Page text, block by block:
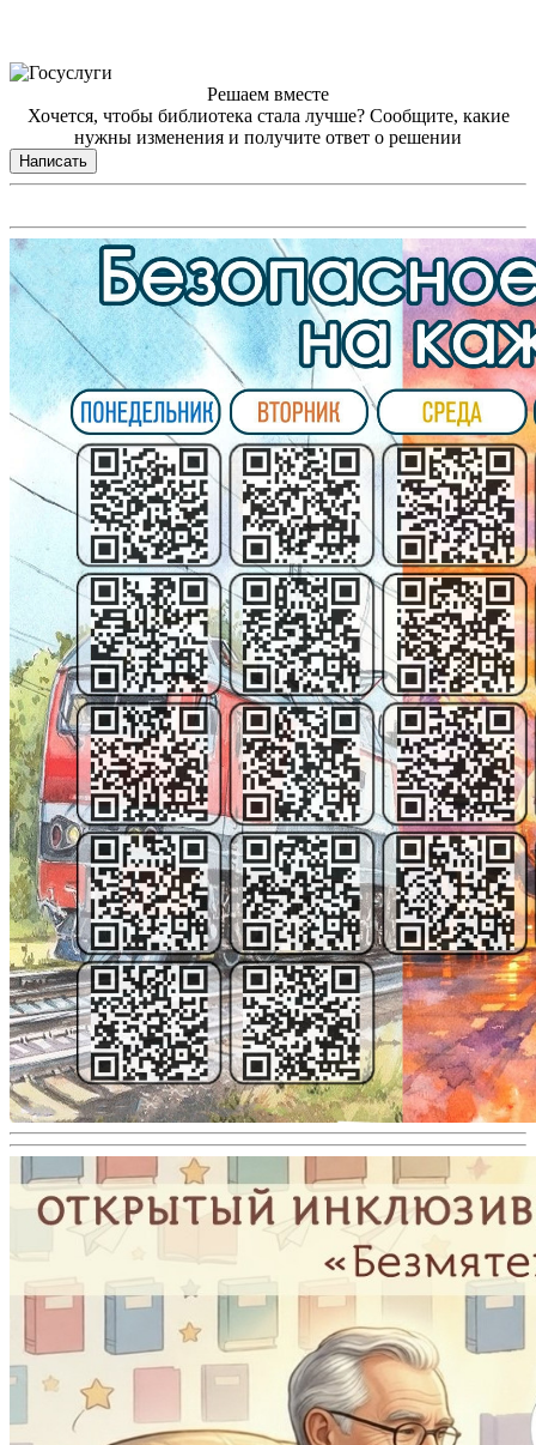
Решаем вместе
Хочется, чтобы библиотека стала лучше? Сообщите, какие
нужны изменения и получите ответ о решении
Написать